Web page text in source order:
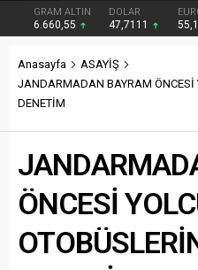
GRAM ALTIN
6.660,55
DOLAR
47,7111
Anasayfa
ASAYİŞ
JANDARMADAN BAYRAM ÖNCESİ
DENETİM
ÖNCESİ